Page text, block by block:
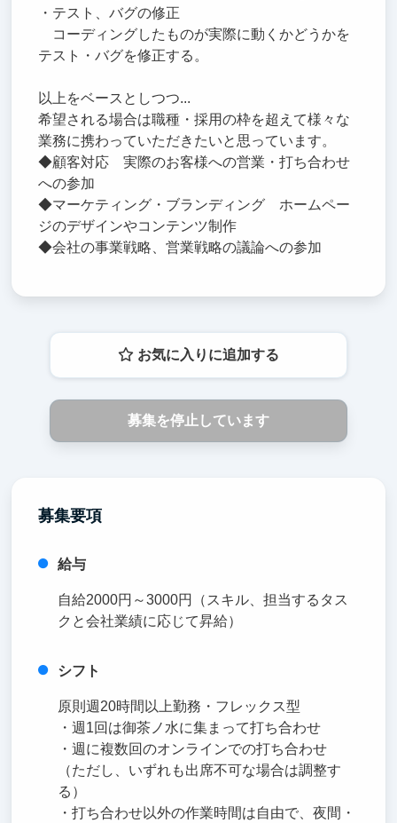
・テスト、バグの修正
コーディングしたものが実際に動くかどうかを
テスト・バグを修正する。
以上をベースとしつつ...
希望される場合は職種・採用の枠を超えて様々な
業務に携わっていただきたいと思っています。
◆顧客対応 実際のお客様への営業・打ち合わせ
への参加
◆マーケティング・ブランディング ホームペー
ジのデザインやコンテンツ制作
◆会社の事業戦略、営業戦略の議論への参加
お気に入りに追加する
募集を停止しています
募集要項
給与
自給2000円～3000円（スキル、担当するタス
クと会社業績に応じて昇給）
シフト
原則週20時間以上勤務・フレックス型
・週1回は御茶ノ水に集まって打ち合わせ
・週に複数回のオンラインでの打ち合わせ
（ただし、いずれも出席不可な場合は調整す
る）
・打ち合わせ以外の作業時間は自由で、夜間・